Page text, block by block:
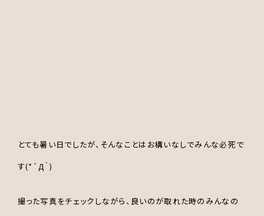
とても暑い日でしたが、そんなことはお構いなしでみんな必死で
す(*´Д｀)
撮った写真をチェックしながら、良いのが取れた時のみんなの